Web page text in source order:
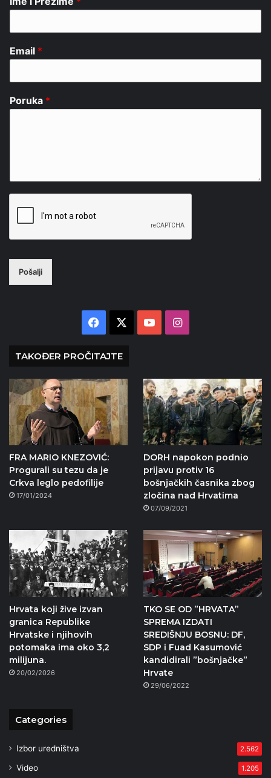
Email *
Poruka *
Pošalji
Facebook YouTubeInstagram
TAKOĐER PROČITAJTE
FRA MARIO KNEZOVIĆ:
Progurali su tezu da je
Crkva leglo pedofilije
17/01/2024
DORH napokon podnio
prijavu protiv 16
bošnjačkih časnika zbog
zločina nad Hrvatima
07/09/2021
Hrvata koji žive izvan
granica Republike
Hrvatske i njihovih
potomaka ima oko 3,2
milijuna.
20/02/2026
TKO SE OD ”HRVATA”
SPREMA IZDATI
SREDIŠNJU BOSNU: DF,
SDP i Fuad Kasumović
kandidirali ”bošnjačke”
Hrvate
29/06/2022
Categories
Izbor uredništva 2.562
Video 1.205